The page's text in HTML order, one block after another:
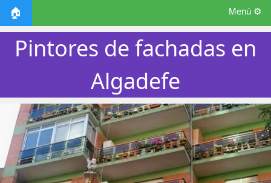
🏠 Menú ⚙️
Pintores de fachadas en
Algadefe